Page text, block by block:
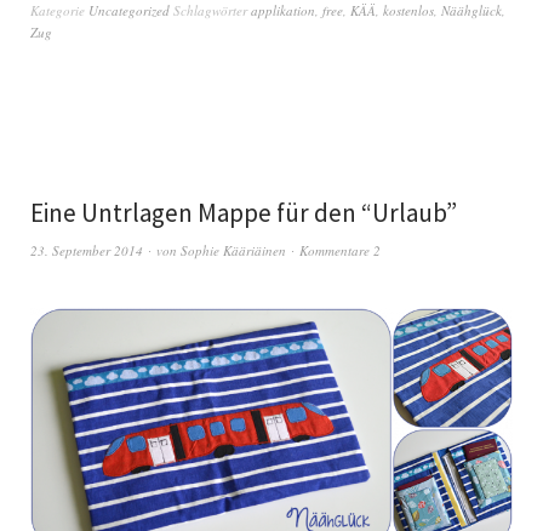
Kategorie Uncategorized Schlagwörterapplikation, free, KÄÄ, kostenlos, Näähglück,
Zug
Eine Untrlagen Mappe für den “Urlaub”
23. September 2014 von Sophie Kääriäinen Kommentare 2